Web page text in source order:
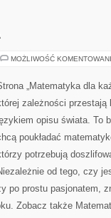
MOŻLIWOŚĆ
„Matematyka dla
zależności
opisu świata. To
poukładać
potrzebują
od tego, czy
po prostu pasjonatem,
Zobacz także